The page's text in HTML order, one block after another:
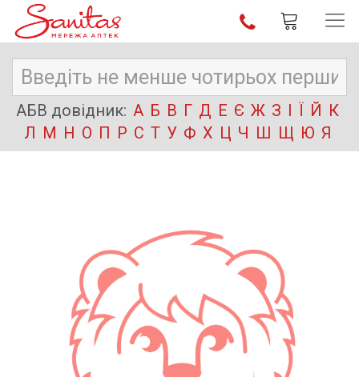
АБВ довідник: А Б В Г Д Е Є Ж З І Ї Й К
Л М Н О П Р С Т У Ф Х Ц Ч Ш Щ Ю Я